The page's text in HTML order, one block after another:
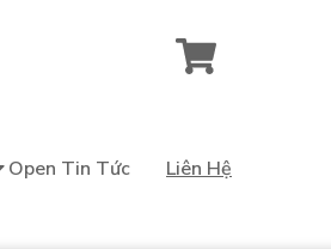
Open Tin Tức Liên Hệ